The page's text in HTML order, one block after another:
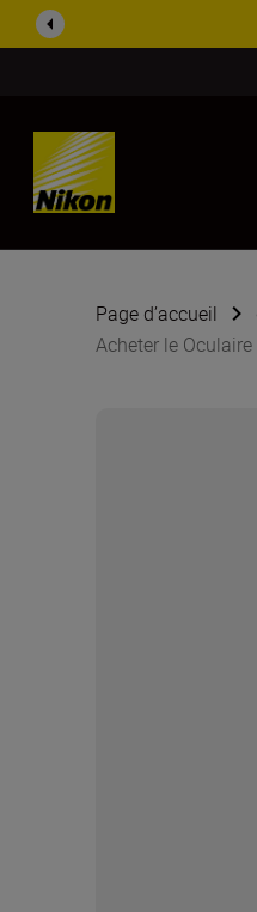
SKIP
Page d’accueil
Acheter le